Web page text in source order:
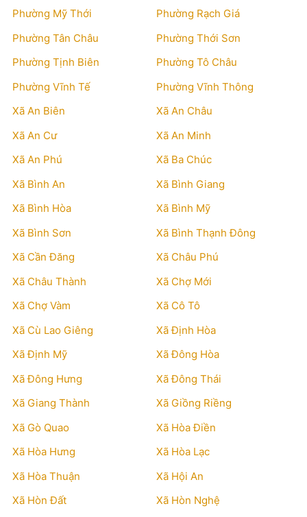
Phường Mỹ Thới
Phường Rạch Giá
Phường Tân Châu
Phường Thới Sơn
Phường Tịnh Biên
Phường Tô Châu
Phường Vĩnh Tế
Phường Vĩnh Thông
Xã An Biên
Xã An Châu
Xã An Cư
Xã An Minh
Xã An Phú
Xã Ba Chúc
Xã Bình An
Xã Bình Giang
Xã Bình Hòa
Xã Bình Mỹ
Xã Bình Sơn
Xã Bình Thạnh Đông
Xã Cần Đăng
Xã Châu Phú
Xã Châu Thành
Xã Chợ Mới
Xã Chợ Vàm
Xã Cô Tô
Xã Cù Lao Giêng
Xã Định Hòa
Xã Định Mỹ
Xã Đông Hòa
Xã Đông Hưng
Xã Đông Thái
Xã Giang Thành
Xã Giồng Riềng
Xã Gò Quao
Xã Hòa Điền
Xã Hòa Hưng
Xã Hòa Lạc
Xã Hòa Thuận
Xã Hội An
Xã Hòn Đất
Xã Hòn Nghệ